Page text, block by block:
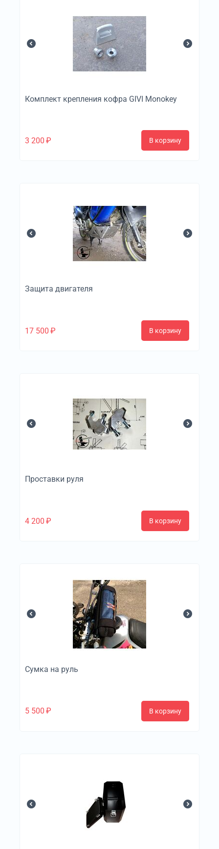
Комплект крепления кофра GIVI Monokey
3 200 ₽ В корзину
Защита двигателя
17 500 ₽ В корзину
Проставки руля
4 200 ₽ В корзину
Сумка на руль
5 500 ₽ В корзину